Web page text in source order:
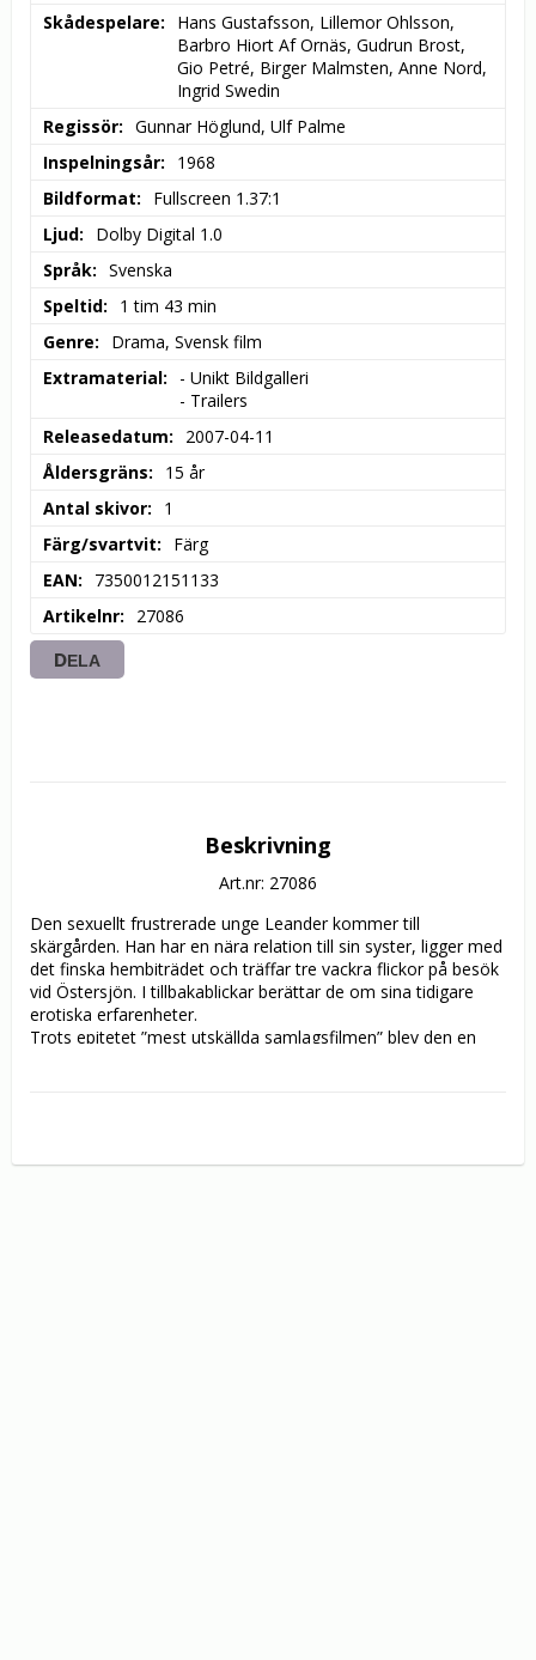
Skådespelare
Hans Gustafsson, Lillemor Ohlsson,
Barbro Hiort Af Ornäs, Gudrun Brost,
Gio Petré, Birger Malmsten, Anne Nord,
Ingrid Swedin
Regissör
Gunnar Höglund, Ulf Palme
Inspelningsår
1968
Bildformat
Fullscreen 1.37:1
Ljud
Dolby Digital 1.0
Språk
Svenska
Speltid
1 tim 43 min
Genre
Drama, Svensk film
Extramaterial
- Unikt Bildgalleri
- Trailers
Releasedatum
2007-04-11
Åldersgräns
15 år
Antal skivor
1
Färg/svartvit
Färg
EAN
7350012151133
Artikelnr
27086
DELA
Beskrivning
Art.nr: 27086
Den sexuellt frustrerade unge Leander kommer till
skärgården. Han har en nära relation till sin syster, ligger med
det finska hembiträdet och träffar tre vackra flickor på besök
vid Östersjön. I tillbakablickar berättar de om sina tidigare
erotiska erfarenheter.
Trots epitetet ”mest utskällda samlagsfilmen” blev den en